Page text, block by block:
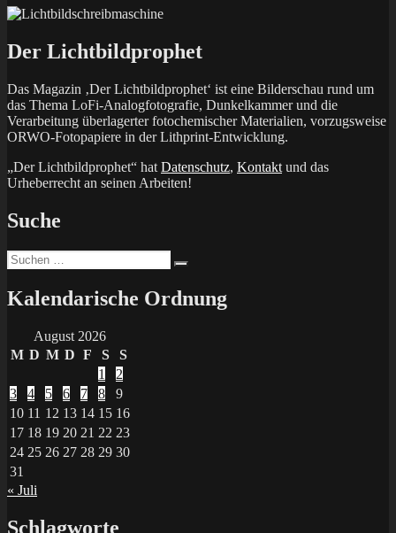
Der Lichtbildprophet
Das Magazin ‚Der Lichtbildprophet‘ ist eine Bilderschau rund um
das Thema LoFi-Analogfotografie, Dunkelkammer und die
Verarbeitung überlagerter fotochemischer Materialien, vorzugsweise
ORWO-Fotopapiere in der Lithprint-Entwicklung.
„Der Lichtbildprophet“ hat Datenschutz, Kontakt und das
Urheberrecht an seinen Arbeiten!
Suche
Suchen
nach:
Kalendarische Ordnung
August 2026
M D M D F S
S
1
2
3
4 5 6 7 8
9
10 11 12 13 14 15 16
17 18 19 20 21 22 23
24 25 26 27 28 29 30
31
« Juli
Schlagworte